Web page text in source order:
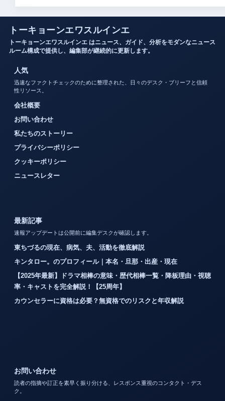
トーキョーンエワスルインエ
トーキョーンエワスルインエ はニュース、ガイド、分析をモダンなニュース
ルーム構成で提供し、編集部が継続的に更新します。
人気
迅速なファクトチェックのために整理された、日々のデスク・ブリーフと信頼
性リソース。
会社概要
お問い合わせ
私たちのストーリー
プライバシーポリシー
クッキーポリシー
ニュースレター
最新記事
速報アップデートは公開前に編集デスクが確認します。
東ちづるの現在、病気、夫、活動を徹底解説
キンタロー。のプロフィール｜本名・旦那・出産・現在
【2025年最新】ドラマ相棒の意味・歴代相棒一覧・降板理由・視聴
率・キャストを完全解説！【25周年】
カウンセラーに資格は必要？無資格でのリスクと年収解説
お問い合わせ
読者の指摘や訂正を素早く振り分ける、レスポンス重視のコンタクト・デス
ク。